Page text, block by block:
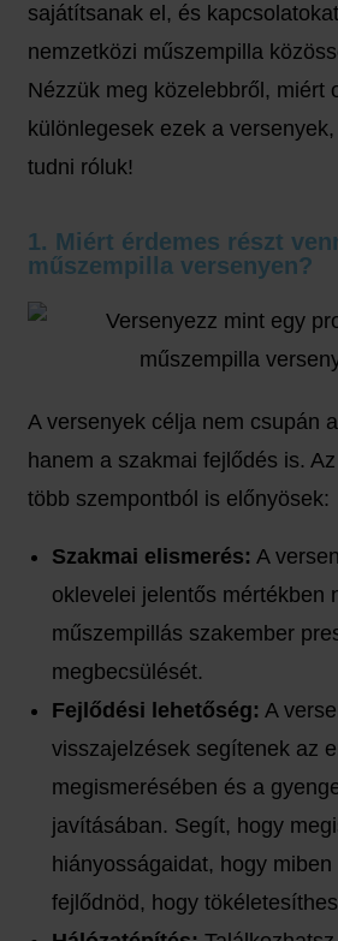
sajátítsanak el, és
nemzetközi műszempilla
Nézzük meg közelebbről, miért
különlegesek ezek a
tudni róluk!
1. Miért érdemes részt
műszempilla versenyen?
A versenyek célja nem csupán
hanem a szakmai fejlődés is.
több szempontból is előnyösek:
Szakmai elismerés: A
oklevelei jelentős mértékben
műszempillás szakember
megbecsülését.
Fejlődési lehetőség: A
visszajelzések segítenek az
megismerésében és a
javításában. Segít, hogy
hiányosságaidat, hogy miben
fejlődnöd, hogy